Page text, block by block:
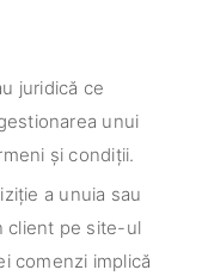
juridică ce
unui
și condiții.
a unuia sau
client pe site-ul
comenzi implică